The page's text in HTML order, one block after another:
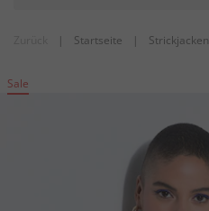
| Startseite | Strickjacken
Sale